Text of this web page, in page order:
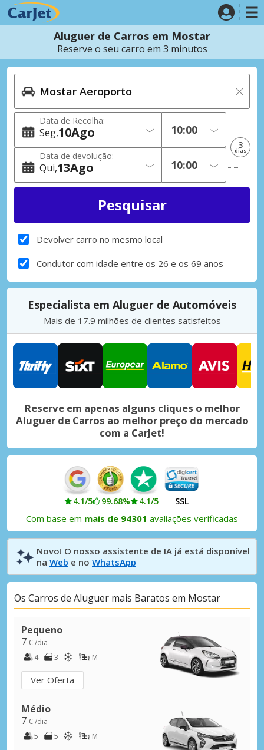
Aluguer de Carros em Mostar
Reserve o seu carro em 3 minutos
Data de Recolha:
Seg 10Ago
Data de devolução:
Qui 13Ago
3
dias
Devolver carro no mesmo local
Condutor com idade entre os 26 e os 69 anos
Especialista em Aluguer de Automóveis
Mais de 17.9 milhões de clientes satisfeitos
Reserve em apenas alguns cliques o melhor
Aluguer de Carros ao melhor preço do mercado
com a CarJet!
4.1/5 99.68% 4.1/5 SSL
Com base em mais de 94301 avaliações verificadas
Novo! O nosso assistente de IA já está disponível
na Web e no WhatsApp
Os Carros de Aluguer mais Baratos em Mostar
Pequeno
7 € /dia
4
3 M
Ver Oferta
Médio
7 € /dia
5
5 M